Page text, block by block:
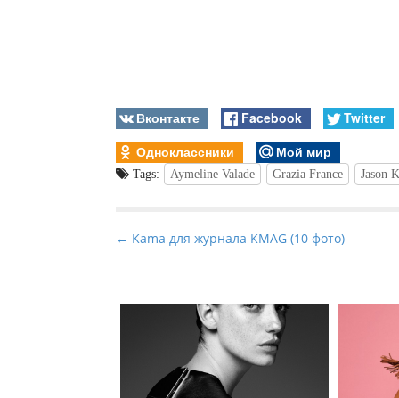
Вконтакте Facebook
Twitter
Одноклассники
Мой мир
Tags: Aymeline Valade Grazia France Jason
P
t
← Kama для журнала KMAG (10 фото)